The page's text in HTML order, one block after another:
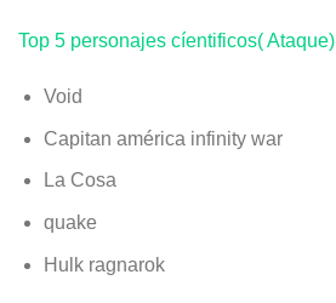
Top 5 personajes cíentificos( Ataque)
Void
Capitan américa infinity war
La Cosa
quake
Hulk ragnarok